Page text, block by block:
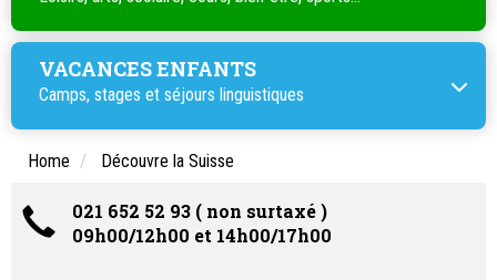
VACANCES ENFANTS
Camps, stages et séjours linguistiques
Home Découvre la Suisse
021 652 52 93 ( non surtaxé )
09h00/12h00 et 14h00/17h00